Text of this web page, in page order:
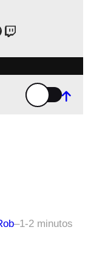
Twitch
–1-2 minutos